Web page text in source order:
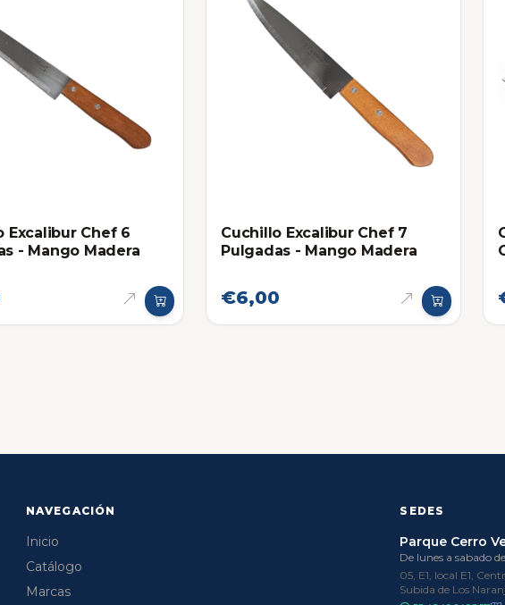
Excalibur Chef 6
- Mango Madera
Cuchillo Excalibur Chef 7
Pulgadas - Mango Madera
€6,00
NAVEGACIÓN
Inicio
Catálogo
Marcas
SEDES
Parque Cerro
De lunes a sabado
05, E1, local E1,
Subida de Los